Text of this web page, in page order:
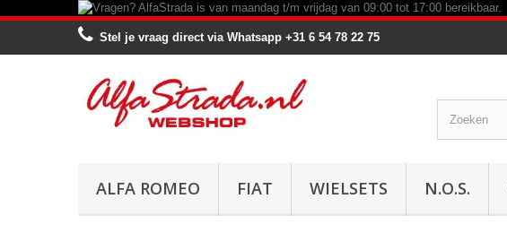
Stel je vraag direct via Whatsapp +31 6 54 78 22 75
ALFA ROMEO FIAT WIELSETS N.O.S.